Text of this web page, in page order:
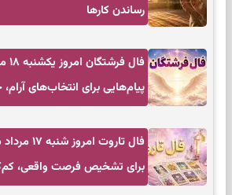
رساندن کار‌ها
پیام‌هایی برای انتخاب‌های
برای تشخیص فرصت واقعی،